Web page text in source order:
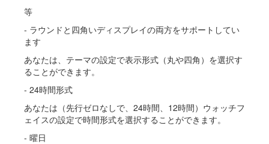
等
- ラウンドと四角いディスプレイの両方をサポートしてい
ます
あなたは、テーマの設定で表示形式（丸や四角）を選択す
ることができます。
- 24時間形式
あなたは（先行ゼロなしで、24時間、12時間）ウォッチフ
ェイスの設定で時間形式を選択することができます。
- 曜日